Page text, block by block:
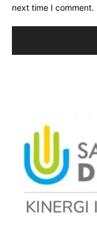
next time I comment.